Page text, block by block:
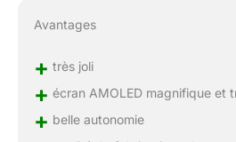
Avantages
+ très joli
+ écran AMOLED magnifique et
+ belle autonomie